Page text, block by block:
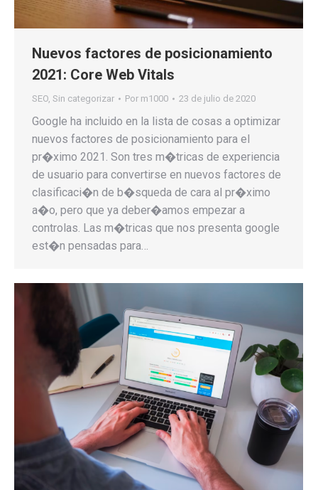
Nuevos factores de posicionamiento
2021: Core Web Vitals
SEO Sin categorizar Por m1000 23 de julio de 2020
Google ha incluido en la lista de cosas a optimizar
nuevos factores de posicionamiento para el
pr�ximo 2021. Son tres m�tricas de experiencia
de usuario para convertirse en nuevos factores de
clasificaci�n de b�squeda de cara al pr�ximo
a�o, pero que ya deber�amos empezar a
controlas. Las m�tricas que nos presenta google
est�n pensadas para…